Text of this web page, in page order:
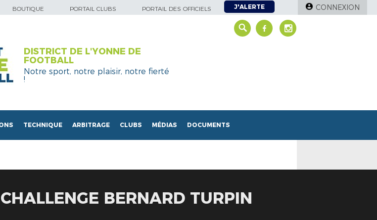
BOUTIQUE PORTAIL CLUBS PORTAIL DES OFFICIELS J'ALERTE CONNEXION
DISTRICT DE L'YONNE DE
FOOTBALL
Notre sport, notre plaisir, notre fierté
!
TECHNIQUE ARBITRAGE CLUBS MÉDIAS DOCUMENTS
BERNARD TURPIN